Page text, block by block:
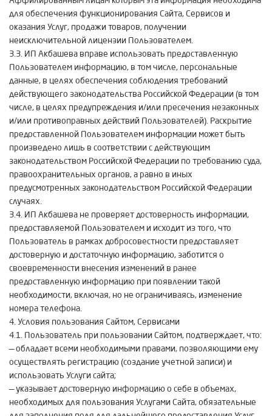
для обеспечения функционирования Сайта, Сервисов и
оказания Услуг, продажи товаров, получении
неисключительной лицензии Пользователем.
3.3. ИП Акбашева вправе использовать предоставленную
Пользователем информацию, в том числе, персональные
данные, в целях обеспечения соблюдения требований
действующего законодательства Российской Федерации (в том
числе, в целях предупреждения и/или пресечения незаконных
и/или противоправных действий Пользователей). Раскрытие
предоставленной Пользователем информации может быть
произведено лишь в соответствии с действующим
законодательством Российской Федерации по требованию суда,
правоохранительных органов, а равно в иных
предусмотренных законодательством Российской Федерации
случаях.
3.4. ИП Акбашева не проверяет достоверность информации,
предоставляемой Пользователем и исходит из того, что
Пользователь в рамках добросовестности предоставляет
достоверную и достаточную информацию, заботится о
своевременности внесения изменений в ранее
предоставленную информацию при появлении такой
необходимости, включая, но не ограничиваясь, изменение
номера телефона.
4. Условия пользования Сайтом, Сервисами
4.1. Пользователь при пользовании Сайтом, подтверждает, что:
— обладает всеми необходимыми правами, позволяющими ему
осуществлять регистрацию (создание учетной записи) и
использовать Услуги сайта;
— указывает достоверную информацию о себе в объемах,
необходимых для пользования Услугами Сайта, обязательные